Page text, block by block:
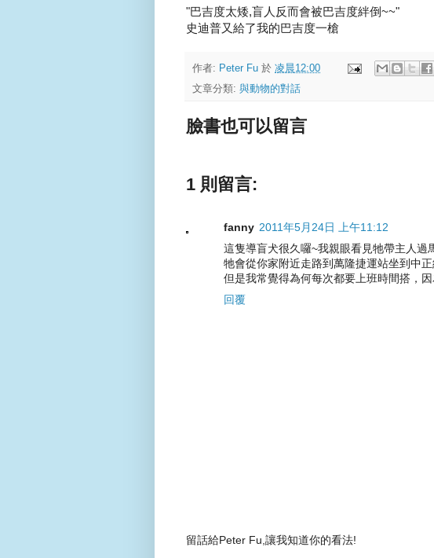
"巴吉度太矮,盲人反而會被巴吉度絆倒~~"
史迪普又給了我的巴吉度一槍
作者: Peter Fu 於 凌晨12:00
文章分類: 與動物的對話
臉書也可以留言
1 則留言:
fanny 2011年5月24日 上午11:12
這隻導盲犬很久囉~我親眼看見牠帶主人過
牠會從你家附近走路到萬隆捷運站坐到中
但是我常覺得為何每次都要上班時間搭，
回覆
留話給Peter Fu,讓我知道你的看法!